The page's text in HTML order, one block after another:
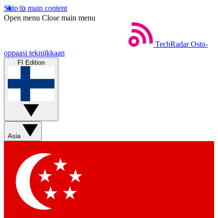
Skip to main content
Open menu Close main menu
TechRadar Osto-
oppaasi tekniikkaan
FI Edition
Asia